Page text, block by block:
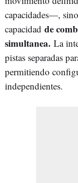
capacidades—,
capacidad de
simultanea. La
pistas separadas
permitiendo
independientes.